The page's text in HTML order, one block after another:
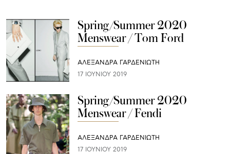
Spring/Summer 2020
Menswear / Tom Ford
ΑΛΕΞΑΝΔΡΑ ΓΑΡΔΕΝΙΩΤΗ
17 ΙΟΥΝΊΟΥ 2019
Spring/Summer 2020
Menswear / Fendi
ΑΛΕΞΑΝΔΡΑ ΓΑΡΔΕΝΙΩΤΗ
17 ΙΟΥΝΊΟΥ 2019